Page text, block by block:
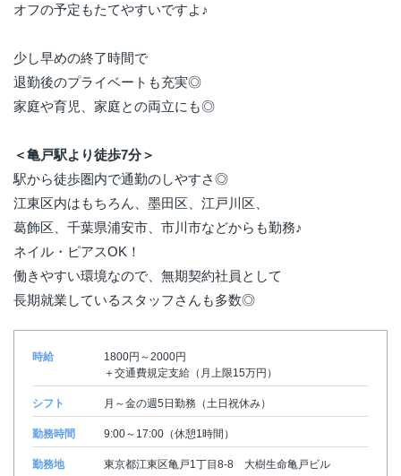
オフの予定もたてやすいですよ♪
少し早めの終了時間で
退勤後のプライベートも充実◎
家庭や育児、家庭との両立にも◎
＜亀戸駅より徒歩7分＞
駅から徒歩圏内で通勤のしやすさ◎
江東区内はもちろん、墨田区、江戸川区、
葛飾区、千葉県浦安市、市川市などからも勤務♪
ネイル・ピアスOK！
働きやすい環境なので、無期契約社員として
長期就業しているスタッフさんも多数◎
時給
1800円～2000円
＋交通費規定支給（月上限15万円）
シフト 月～金の週5日勤務（土日祝休み）
勤務時間 9:00～17:00（休憩1時間）
勤務地 東京都江東区亀戸1丁目8-8 大樹生命亀戸ビル